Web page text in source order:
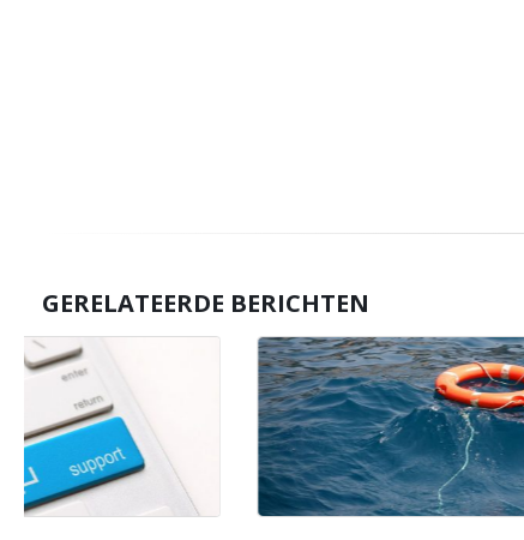
GERELATEERDE BERICHTEN